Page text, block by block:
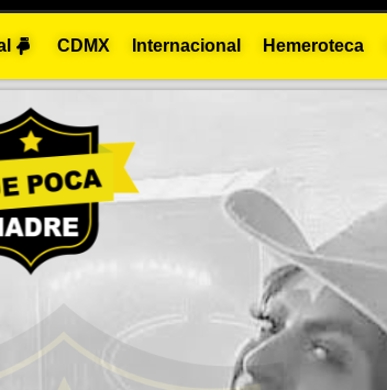
CDMX Internacional Hemeroteca